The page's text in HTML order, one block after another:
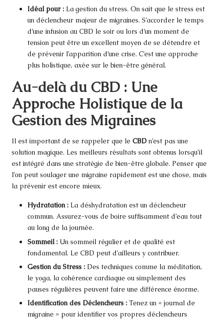
Idéal pour : La gestion du stress. On sait que le stress est
un déclencheur majeur de migraines. S’accorder le temps
d’une infusion au CBD le soir ou lors d’un moment de
tension peut être un excellent moyen de se détendre et
de prévenir l’apparition d’une crise. C’est une approche
plus holistique, axée sur le bien-être général.
Au-delà du CBD : Une
Approche Holistique de la
Gestion des Migraines
Il est important de se rappeler que le CBD n’est pas une
solution magique. Les meilleurs résultats sont obtenus lorsqu’il
est intégré dans une stratégie de bien-être globale. Penser que
l’on peut soulager une migraine rapidement est une chose, mais
la prévenir est encore mieux.
Hydratation : La déshydratation est un déclencheur
commun. Assurez-vous de boire suffisamment d’eau tout
au long de la journée.
Sommeil : Un sommeil régulier et de qualité est
fondamental. Le CBD peut d’ailleurs y contribuer.
Gestion du Stress : Des techniques comme la méditation,
le yoga, la cohérence cardiaque ou simplement des
pauses régulières peuvent faire une différence énorme.
Identification des Déclencheurs : Tenez un « journal de
migraine » pour identifier vos propres déclencheurs